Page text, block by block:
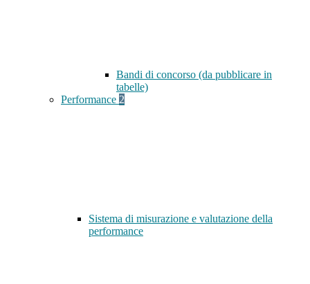
Bandi di concorso (da pubblicare in
tabelle)
Performance 2
Sistema di misurazione e valutazione della
performance